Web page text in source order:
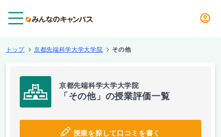
トップ 京都先端科学大学大学院 その他
京都先端科学大学大学院
「その他」の授業評価一覧
授業を探して口コミを書く